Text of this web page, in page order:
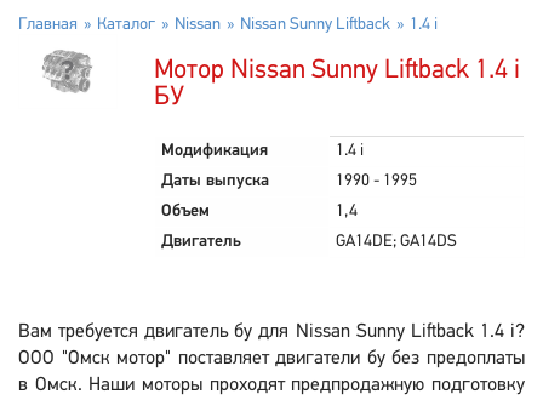
Главная Каталог Nissan Nissan Sunny Liftback 1.4 i
Мотор Nissan Sunny Liftback 1.4 i
БУ
Модификация
1.4 i
Даты выпуска
1990 - 1995
Объем
1,4
Двигатель
GA14DE; GA14DS
Вам требуется двигатель бу для Nissan Sunny Liftback 1.4 i?
ООО "Омск мотор" поставляет двигатели бу без предоплаты
в Омск. Наши моторы проходят предпродажную подготовку